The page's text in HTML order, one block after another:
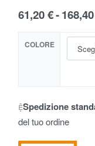
61,20€ 168,40
COLORE
Spedizione
del tuo ordine